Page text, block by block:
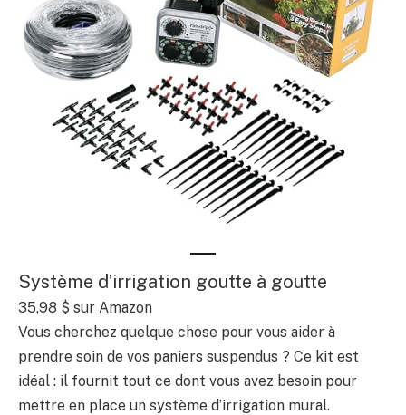
Système d’irrigation goutte à goutte
35,98 $ sur Amazon
Vous cherchez quelque chose pour vous aider à
prendre soin de vos paniers suspendus ? Ce kit est
idéal : il fournit tout ce dont vous avez besoin pour
mettre en place un système d’irrigation mural.